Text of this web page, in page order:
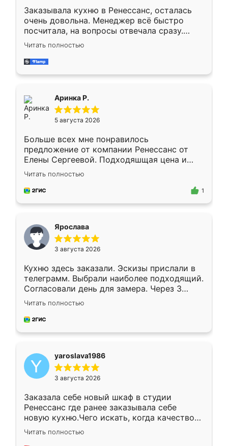
Заказывала кухню в Ренессанс, осталась
очень довольна. Менеджер всё быстро
посчитала, на вопросы отвечала сразу.
Замерщик приехал в субботу, подошёл к
делу со всей ответственностью. Собрали
за день, ребята работали аккуратно, даже
Читать полностью
Аринка Р.
5 августа 2026
Больше всех мне понравилось
предложение от компании Ренессанс от
Елены Сергеевой. Подходяшщая цена и
короткие сроки изготовления. Приехавший
для замера сотрудник Владислав
предложил по моему эскизу самый
Читать полностью
1
Ярослава
3 августа 2026
Кухню здесь заказали. Эскизы прислали в
телеграмм. Выбрали наиболее подходящий.
Согласовали день для замера. Через 3
недели кухня была уже готова. Остались
довольны работой. Спасибо Ренессанс
мебель за качественную работу!
Читать полностью
yaroslava1986
3 августа 2026
Заказала себе новый шкаф в студии
Ренессанс где ранее заказывала себе
новую кухню.Чего искать, когда качеством
вполне довольна. Служит кухня уже почти
два года, нареканий нет.
Читать полностью